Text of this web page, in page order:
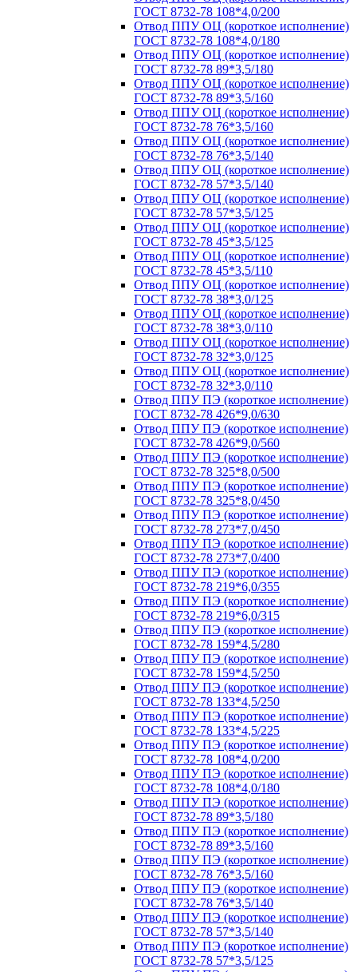
ГОСТ 8732-78 108*4,0/200
Отвод ППУ ОЦ (короткое исполнение)
ГОСТ 8732-78 108*4,0/180
Отвод ППУ ОЦ (короткое исполнение)
ГОСТ 8732-78 89*3,5/180
Отвод ППУ ОЦ (короткое исполнение)
ГОСТ 8732-78 89*3,5/160
Отвод ППУ ОЦ (короткое исполнение)
ГОСТ 8732-78 76*3,5/160
Отвод ППУ ОЦ (короткое исполнение)
ГОСТ 8732-78 76*3,5/140
Отвод ППУ ОЦ (короткое исполнение)
ГОСТ 8732-78 57*3,5/140
Отвод ППУ ОЦ (короткое исполнение)
ГОСТ 8732-78 57*3,5/125
Отвод ППУ ОЦ (короткое исполнение)
ГОСТ 8732-78 45*3,5/125
Отвод ППУ ОЦ (короткое исполнение)
ГОСТ 8732-78 45*3,5/110
Отвод ППУ ОЦ (короткое исполнение)
ГОСТ 8732-78 38*3,0/125
Отвод ППУ ОЦ (короткое исполнение)
ГОСТ 8732-78 38*3,0/110
Отвод ППУ ОЦ (короткое исполнение)
ГОСТ 8732-78 32*3,0/125
Отвод ППУ ОЦ (короткое исполнение)
ГОСТ 8732-78 32*3,0/110
Отвод ППУ ПЭ (короткое исполнение)
ГОСТ 8732-78 426*9,0/630
Отвод ППУ ПЭ (короткое исполнение)
ГОСТ 8732-78 426*9,0/560
Отвод ППУ ПЭ (короткое исполнение)
ГОСТ 8732-78 325*8,0/500
Отвод ППУ ПЭ (короткое исполнение)
ГОСТ 8732-78 325*8,0/450
Отвод ППУ ПЭ (короткое исполнение)
ГОСТ 8732-78 273*7,0/450
Отвод ППУ ПЭ (короткое исполнение)
ГОСТ 8732-78 273*7,0/400
Отвод ППУ ПЭ (короткое исполнение)
ГОСТ 8732-78 219*6,0/355
Отвод ППУ ПЭ (короткое исполнение)
ГОСТ 8732-78 219*6,0/315
Отвод ППУ ПЭ (короткое исполнение)
ГОСТ 8732-78 159*4,5/280
Отвод ППУ ПЭ (короткое исполнение)
ГОСТ 8732-78 159*4,5/250
Отвод ППУ ПЭ (короткое исполнение)
ГОСТ 8732-78 133*4,5/250
Отвод ППУ ПЭ (короткое исполнение)
ГОСТ 8732-78 133*4,5/225
Отвод ППУ ПЭ (короткое исполнение)
ГОСТ 8732-78 108*4,0/200
Отвод ППУ ПЭ (короткое исполнение)
ГОСТ 8732-78 108*4,0/180
Отвод ППУ ПЭ (короткое исполнение)
ГОСТ 8732-78 89*3,5/180
Отвод ППУ ПЭ (короткое исполнение)
ГОСТ 8732-78 89*3,5/160
Отвод ППУ ПЭ (короткое исполнение)
ГОСТ 8732-78 76*3,5/160
Отвод ППУ ПЭ (короткое исполнение)
ГОСТ 8732-78 76*3,5/140
Отвод ППУ ПЭ (короткое исполнение)
ГОСТ 8732-78 57*3,5/140
Отвод ППУ ПЭ (короткое исполнение)
ГОСТ 8732-78 57*3,5/125